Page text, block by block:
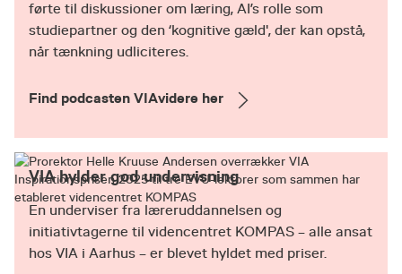
førte til diskussioner om læring, AI’s rolle som
studiepartner og den ‘kognitive gæld', der kan opstå,
når tænkning udliciteres.
Find podcasten VIAvidere her
VIA hylder god undervisning
En underviser fra læreruddannelsen og
initiativtagerne til videncentret KOMPAS – alle ansat
hos VIA i Aarhus – er blevet hyldet med priser.